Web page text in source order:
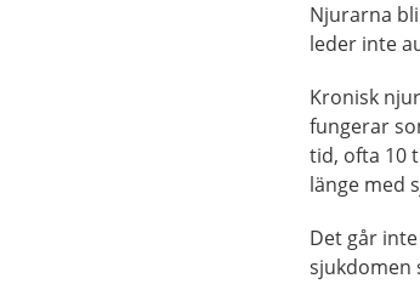
Njurarna
leder inte
Kronisk
fungerar
tid, ofta 10
länge med
Det går
sjukdomen